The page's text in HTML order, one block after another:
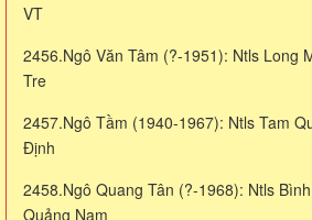
VT
2456.Ngô Văn Tâm (?-1951): Ntls Long
Tre
2457.Ngô Tầm (1940-1967): Ntls Tam
Định
2458.Ngô Quang Tân (?-1968): Ntls
Quảng Nam